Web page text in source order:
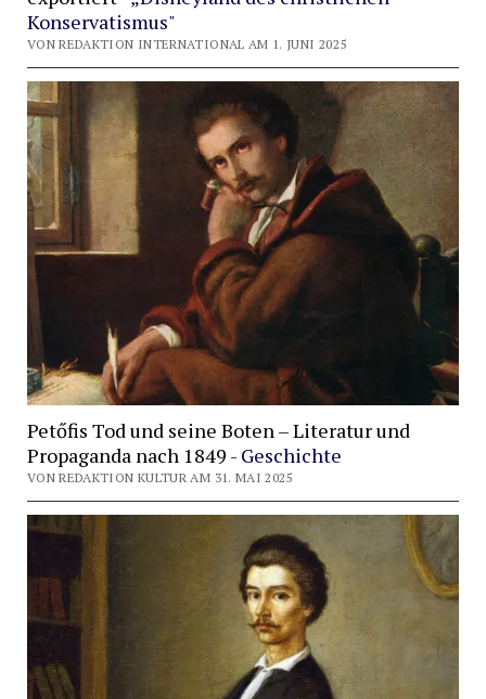
Konservatismus"
VON REDAKTION INTERNATIONAL AM 1. JUNI 2025
Petőfis Tod und seine Boten – Literatur und
Propaganda nach 1849 - Geschichte
VON REDAKTION KULTUR AM 31. MAI 2025